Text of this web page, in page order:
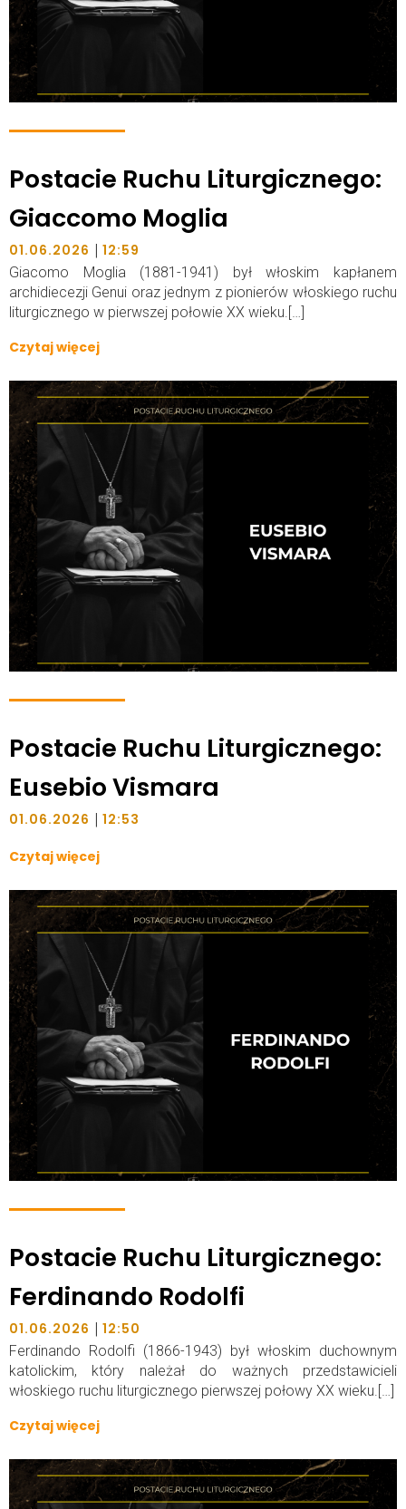
Postacie Ruchu Liturgicznego:
Giaccomo Moglia
01.06.2026 | 12:59
Giacomo Moglia (1881-1941) był włoskim kapłanem
archidiecezji Genui oraz jednym z pionierów włoskiego ruchu
liturgicznego w pierwszej połowie XX wieku.[…]
Czytaj więcej
Postacie Ruchu Liturgicznego:
Eusebio Vismara
01.06.2026 | 12:53
Czytaj więcej
Postacie Ruchu Liturgicznego:
Ferdinando Rodolfi
01.06.2026 | 12:50
Ferdinando Rodolfi (1866-1943) był włoskim duchownym
katolickim, który należał do ważnych przedstawicieli
włoskiego ruchu liturgicznego pierwszej połowy XX wieku.[…]
Czytaj więcej